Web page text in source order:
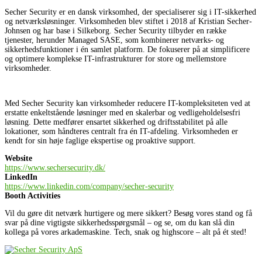
Secher Security er en dansk virksomhed, der specialiserer sig i IT-sikkerhed
og netværksløsninger. Virksomheden blev stiftet i 2018 af Kristian Secher-
Johnsen og har base i Silkeborg. Secher Security tilbyder en række
tjenester, herunder Managed SASE, som kombinerer netværks- og
sikkerhedsfunktioner i én samlet platform. De fokuserer på at simplificere
og optimere komplekse IT-infrastrukturer for store og mellemstore
virksomheder.
Med Secher Security kan virksomheder reducere IT-kompleksiteten ved at
erstatte enkeltstående løsninger med en skalerbar og vedligeholdelsesfri
løsning. Dette medfører ensartet sikkerhed og driftsstabilitet på alle
lokationer, som håndteres centralt fra én IT-afdeling. Virksomheden er
kendt for sin høje faglige ekspertise og proaktive support.
Website
https://www.sechersecurity.dk/
LinkedIn
https://www.linkedin.com/company/secher-security
Booth Activities
Vil du gøre dit netværk hurtigere og mere sikkert? Besøg vores stand og få
svar på dine vigtigste sikkerhedsspørgsmål – og se, om du kan slå din
kollega på vores arkademaskine. Tech, snak og highscore – alt på ét sted!